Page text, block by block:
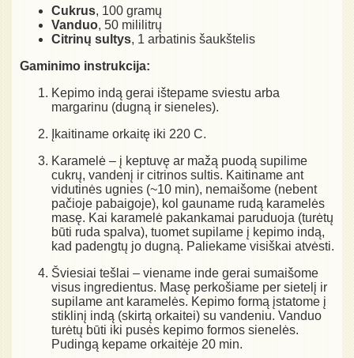
Cukrus, 100 gramų
Vanduo, 50 mililitrų
Citrinų sultys, 1 arbatinis šaukštelis
Gaminimo instrukcija:
Kepimo indą gerai ištepame sviestu arba
margarinu (dugną ir sieneles).
Įkaitiname orkaitę iki 220 C.
Karamelė – į keptuvę ar mažą puodą supilime
cukrų, vandenį ir citrinos sultis. Kaitiname ant
vidutinės ugnies (~10 min), nemaišome (nebent
pačioje pabaigoje), kol gauname rudą karamelės
masę. Kai karamelė pakankamai paruduoja (turėtų
būti ruda spalva), tuomet supilame į kepimo indą,
kad padengtų jo dugną. Paliekame visiškai atvėsti.
Šviesiai tešlai – viename inde gerai sumaišome
visus ingredientus. Masę perkošiame per sietelį ir
supilame ant karamelės. Kepimo formą įstatome į
stiklinį indą (skirtą orkaitei) su vandeniu. Vanduo
turėtų būti iki pusės kepimo formos sienelės.
Pudingą kepame orkaitėje 20 min.